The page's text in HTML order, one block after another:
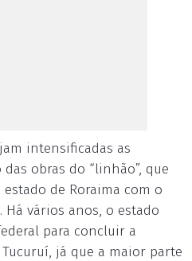
intensificadas as
obras do “linhão”, que
de Roraima com o
vários anos, o estado
para concluir a
já que a maior parte